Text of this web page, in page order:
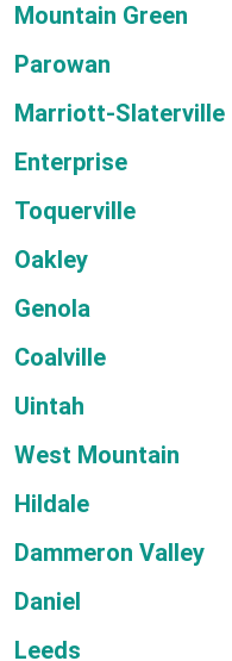
Mountain Green
Parowan
Marriott-Slaterville
Enterprise
Toquerville
Oakley
Genola
Coalville
Uintah
West Mountain
Hildale
Dammeron Valley
Daniel
Leeds